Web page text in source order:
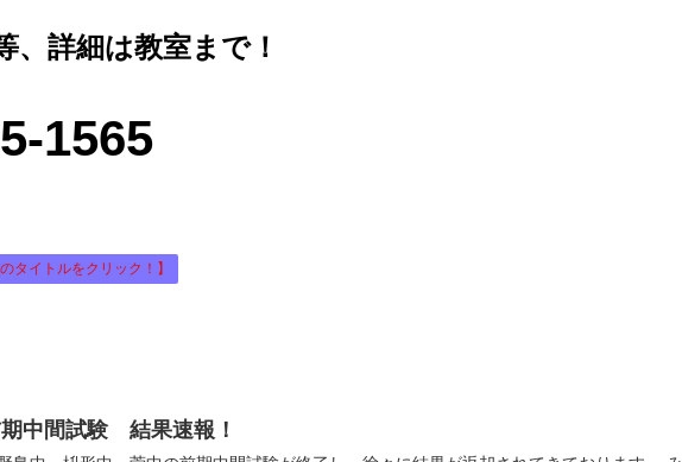
、詳細は教室まで！
1565
イトルをクリック！】
中間試験 結果速報！